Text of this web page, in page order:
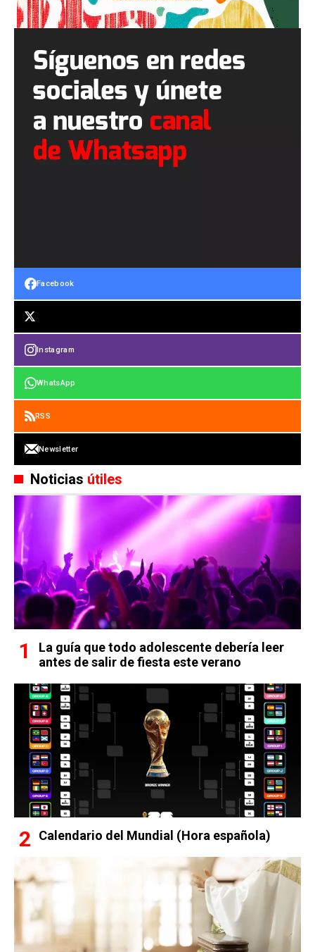
Facebook
Instagram
WhatsApp
RSS
Newsletter
Noticias útiles
La guía que todo adolescente debería leer
antes de salir de fiesta este verano
Calendario del Mundial (Hora española)